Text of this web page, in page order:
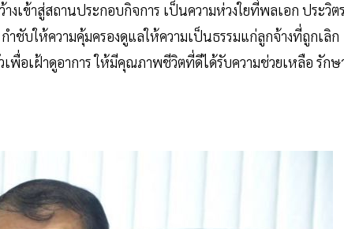
งเข้าสู่สถานประกอบกิจการ เป็นความห่วงใยที่พลเอก ประวิต
ำชับให้ความคุ้มครองดูแลให้ความเป็นธรรมแก่ลูกจ้างที่ถูกเลิก
เพื่อเฝ้าดูอาการ ให้มีคุณภาพชีวิตที่ดีได้รับความช่วยเหลือ รักษ